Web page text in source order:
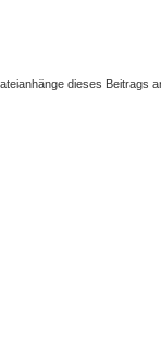
dieses Beitrags